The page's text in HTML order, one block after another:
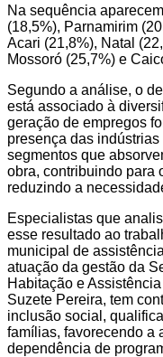
Na sequência
(18,5%), Parnamirim
Acari (21,8%), Natal
Mossoró (25,7%) e
Segundo a análise, o
está associado à
geração de empregos
presença das
segmentos que
obra, contribuindo para
reduzindo a
Especialistas que
esse resultado ao
municipal de
atuação da gestão da
Habitação e
Suzete Pereira, tem
inclusão social,
famílias, favorecendo a
dependência de